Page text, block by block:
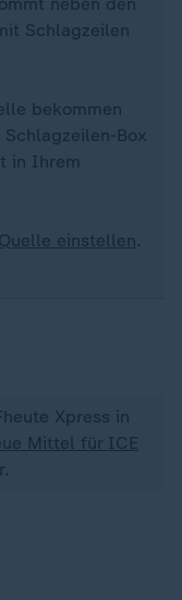
Schlagzeilen
bekommen
Box
in Ihrem
einstellen.
Xpress in
Mittel für ICE